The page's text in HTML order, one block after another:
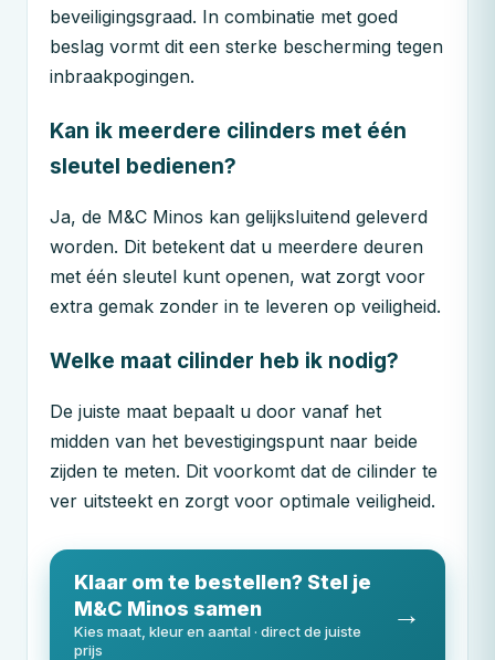
beveiligingsgraad. In combinatie met goed
beslag vormt dit een sterke bescherming tegen
inbraakpogingen.
Kan ik meerdere cilinders met één
sleutel bedienen?
Ja, de M&C Minos kan gelijksluitend geleverd
worden. Dit betekent dat u meerdere deuren
met één sleutel kunt openen, wat zorgt voor
extra gemak zonder in te leveren op veiligheid.
Welke maat cilinder heb ik nodig?
De juiste maat bepaalt u door vanaf het
midden van het bevestigingspunt naar beide
zijden te meten. Dit voorkomt dat de cilinder te
ver uitsteekt en zorgt voor optimale veiligheid.
Klaar om te bestellen? Stel je
M&C Minos samen
Kies maat, kleur en aantal · direct de juiste
prijs
→